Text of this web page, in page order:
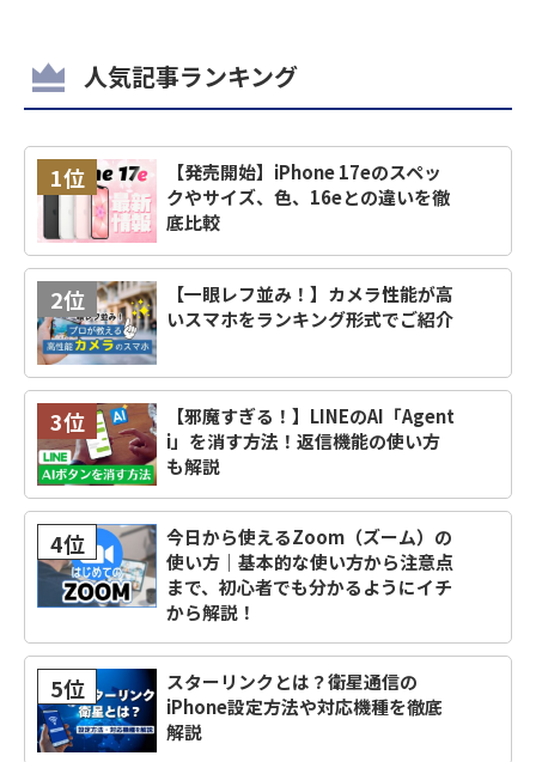
人気記事ランキング
1位
【発売開始】iPhone 17eのスペッ
クやサイズ、色、16eとの違いを徹
底比較
2位
【一眼レフ並み！】カメラ性能が高
いスマホをランキング形式でご紹介
3位
【邪魔すぎる！】LINEのAI「Agent
i」を消す方法！返信機能の使い方
も解説
4位
今日から使えるZoom（ズーム）の
使い方｜基本的な使い方から注意点
まで、初心者でも分かるようにイチ
から解説！
5位
スターリンクとは？衛星通信の
iPhone設定方法や対応機種を徹底
解説